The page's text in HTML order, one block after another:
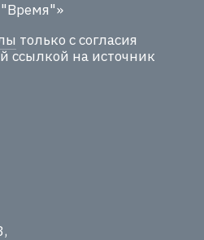
только с согласия
ссылкой на источник